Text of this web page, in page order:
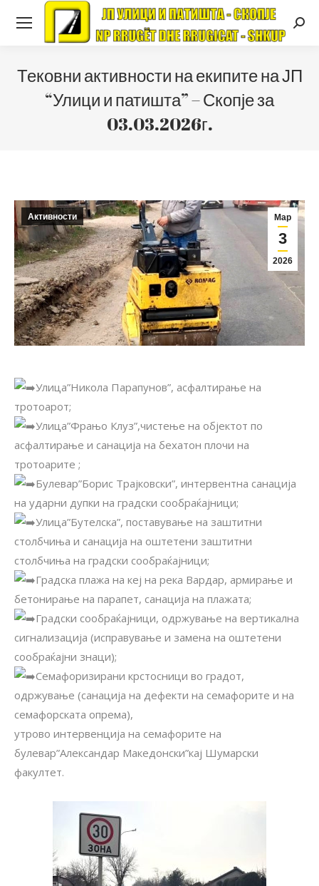
Тековни активности на екипите на ЈП
“Улици и патишта” – Скопје за
03.03.2026г.
Мар
3
2026
Активности
Улица”Никола Парапунов”, асфалтирање на
тротоарот;
Улица”Фрањо Клуз”,чистење на објектот по
асфалтирање и санација на бехатон плочи на
тротоарите ;
Булевар”Борис Трајковски”, интервентна санација
на ударни дупки на градски сообраќајници;
Улица”Бутелска”, поставување на заштитни
столбчиња и санација на оштетени заштитни
столбчиња на градски сообраќајници;
Градска плажа на кеј на река Вардар, армирање и
бетонирање на парапет, санација на плажата;
Градски сообраќајници, одржување на вертикална
сигнализација (исправување и замена на оштетени
сообраќајни знаци);
Семафоризирани крстосници во градот,
одржување (санација на дефекти на семафорите и на
семафорската опрема),
утрово интервенција на семафорите на
булевар”Александар Македонски”кај Шумарски
факултет.